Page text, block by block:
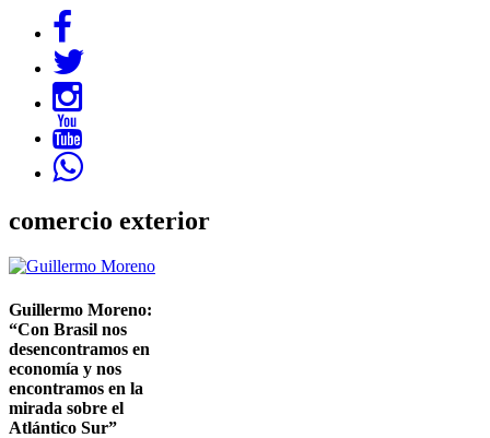
comercio exterior
Imagen
Guillermo Moreno:
“Con Brasil nos
desencontramos en
economía y nos
encontramos en la
mirada sobre el
Atlántico Sur”